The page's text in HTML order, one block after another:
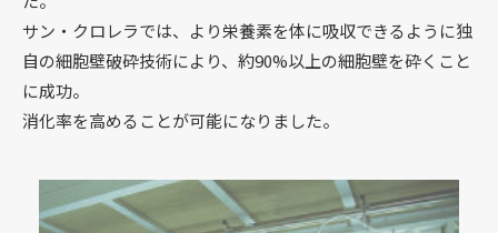
サン・クロレラでは、より栄養素を体に吸収できるように独
自の細胞壁破砕技術により、約90%以上の細胞壁を砕くこと
に成功。
消化率を高めることが可能になりました。